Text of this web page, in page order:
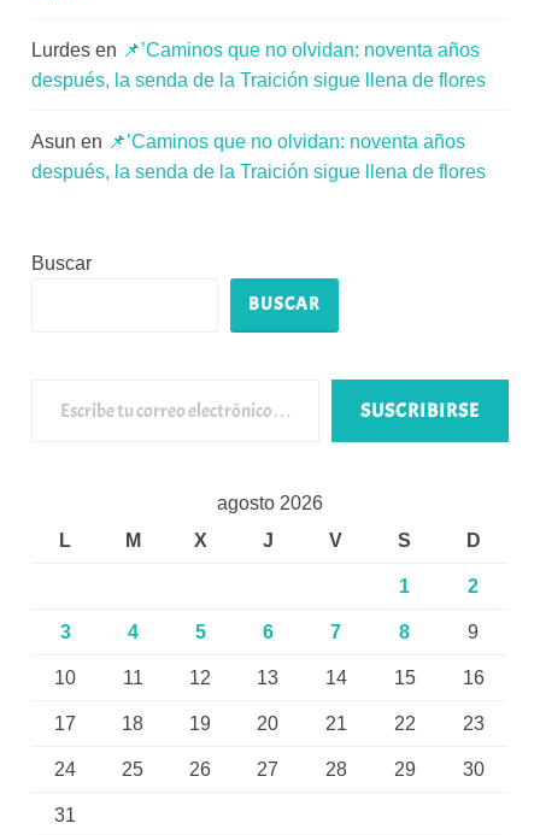
Lurdes en 📌’Caminos que no olvidan: noventa años
después, la senda de la Traición sigue llena de flores
Asun en 📌’Caminos que no olvidan: noventa años
después, la senda de la Traición sigue llena de flores
Buscar
BUSCAR
SUSCRIBIRSE
agosto 2026
L
M X J V S D
1 2
3 4 5 6 7 8 9
10 11 12 13 14 15 16
17 18 19 20 21 22 23
24 25 26 27 28 29 30
31